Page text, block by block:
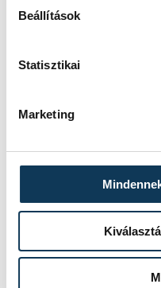
Beállítások
Statisztikai
Marketing
Klespitz Erika,
SZERZŐ